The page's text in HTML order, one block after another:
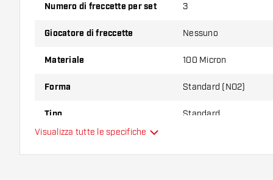
scoprire quale variante vi si addice di più!
Numero di freccette per set 3
Giocatore di freccette Nessuno
Materiale 100 Micron
Forma Standard (NO2)
Tipo Standard
Visualizza tutte le specifiche